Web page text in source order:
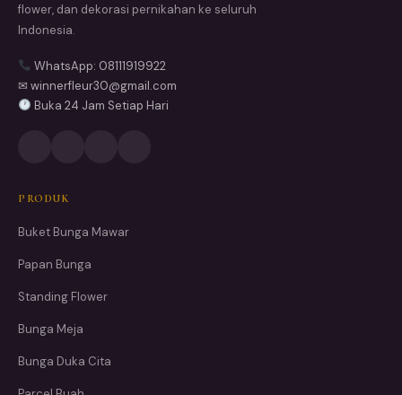
flower, dan dekorasi pernikahan ke seluruh
Indonesia.
WhatsApp: 08111919922
✉ winnerfleur30@gmail.com
Buka 24 Jam Setiap Hari
PRODUK
Buket Bunga Mawar
Papan Bunga
Standing Flower
Bunga Meja
Bunga Duka Cita